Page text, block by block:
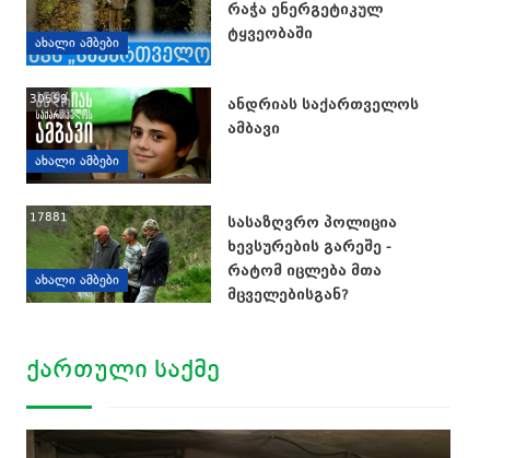
ᲐᲮᲐᲚᲘ ᲐᲛᲑᲔᲑᲘ
რაჭა ენერგეტიკულ
ტყვეობაში
ᲐᲮᲐᲚᲘ ᲐᲛᲑᲔᲑᲘ
30559
ანდრიას საქართველოს
ამბავი
ᲐᲮᲐᲚᲘ ᲐᲛᲑᲔᲑᲘ
17881
სასაზღვრო პოლიცია
ხევსურების გარეშე -
რატომ იცლება მთა
მცველებისგან?
ᲥᲐᲠᲗᲣᲚᲘ ᲡᲐᲥᲛᲔ